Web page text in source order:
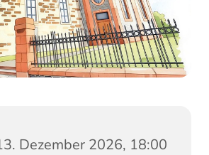
Dezember 2026, 18:00